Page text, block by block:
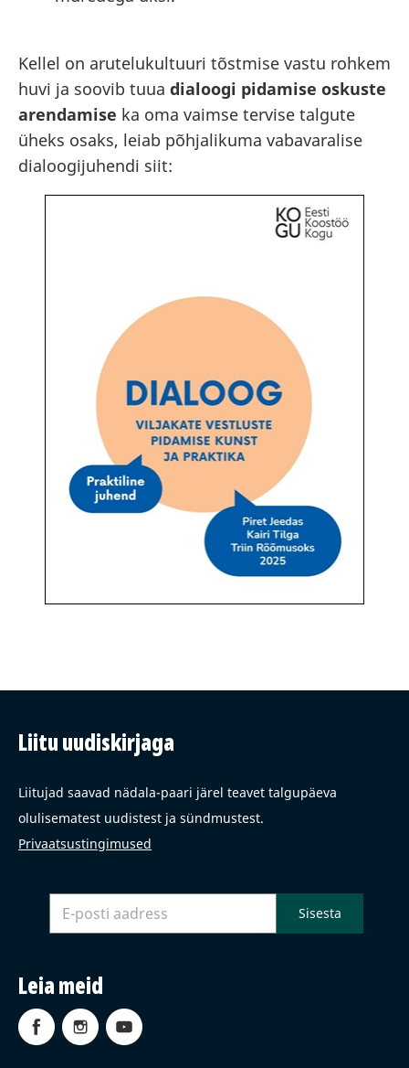
Kellel on arutelukultuuri tõstmise vastu rohkem
huvi ja soovib tuua dialoogi pidamise oskuste
arendamise ka oma vaimse tervise talgute
üheks osaks, leiab põhjalikuma vabavaralise
dialoogijuhendi siit:
Liitu uudiskirjaga
Liitujad saavad nädala-paari järel teavet talgupäeva
olulisematest uudistest ja sündmustest.
Privaatsustingimused
Leia meid